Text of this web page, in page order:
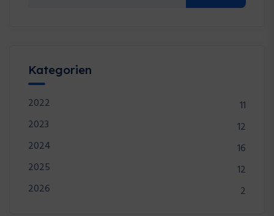
Kategorien
2022
11
2023
12
2024
16
2025
12
2026
2